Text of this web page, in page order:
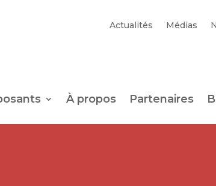
Actualités Médias
À propos Partenaires